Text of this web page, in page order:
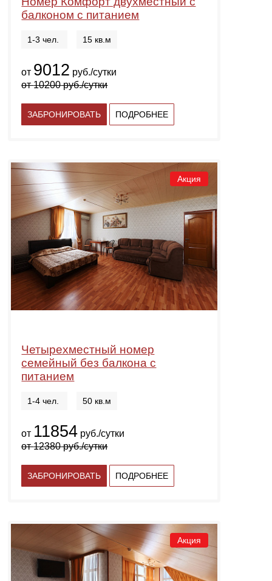
балконом с питанием
1-3 чел. 15 кв.м
от 9012 руб./сутки
от10200руб./сутки
ЗАБРОНИРОВАТЬ ПОДРОБНЕЕ
Акция
Четырехместный номер
семейный без балкона с
питанием
1-4 чел. 50 кв.м
от 11854 руб./сутки
от12380руб./сутки
ЗАБРОНИРОВАТЬ ПОДРОБНЕЕ
Акция